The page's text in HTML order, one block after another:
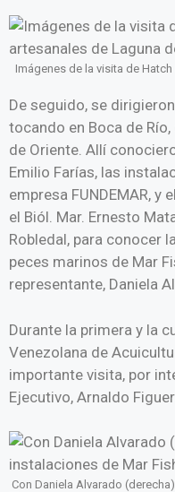
Imágenes de la visita de
De seguido, se
tocando en Boca de
de Oriente. Allí
Emilio Farías, las
empresa FUNDEMAR,
el Biól. Mar. Ernesto
Robledal, para conocer
peces marinos de Mar
representante, Daniela
Durante la primera y la
Venezolana de
importante visita, por
Ejecutivo, Arnaldo
Con Daniela Alvarado